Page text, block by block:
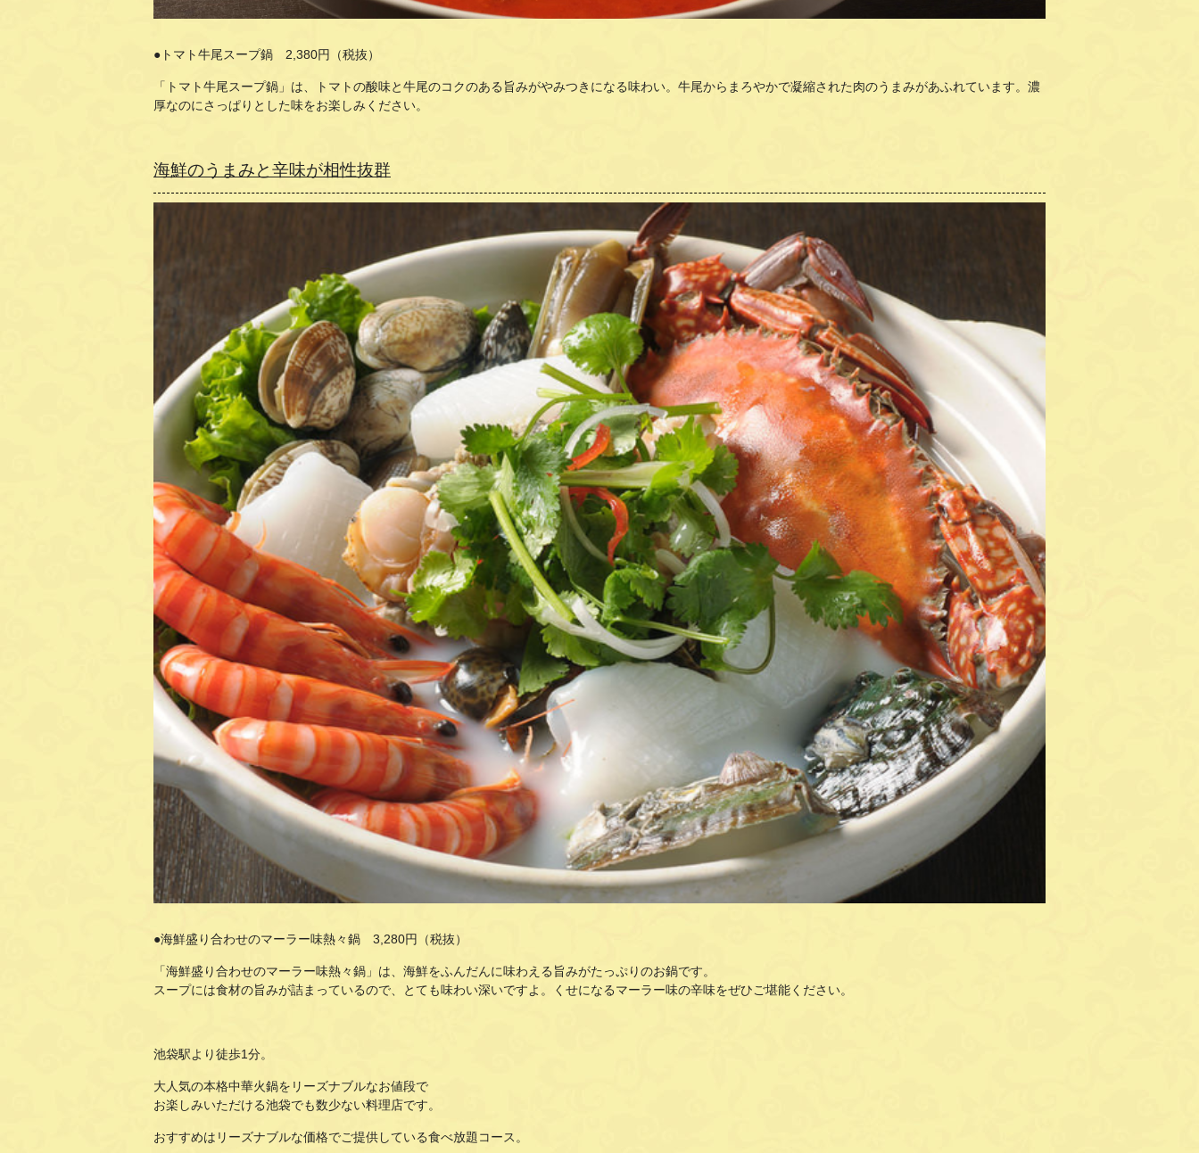
●トマト牛尾スープ鍋 2,380円（税抜）
「トマト牛尾スープ鍋」は、トマトの酸味と牛尾のコクのある旨みがやみつきになる味わい。牛尾からまろやかで凝縮された肉のうまみがあふれています。濃
厚なのにさっぱりとした味をお楽しみください。
海鮮のうまみと辛味が相性抜群
●海鮮盛り合わせのマーラー味熱々鍋 3,280円（税抜）
「海鮮盛り合わせのマーラー味熱々鍋」は、海鮮をふんだんに味わえる旨みがたっぷりのお鍋です。
スープには食材の旨みが詰まっているので、とても味わい深いですよ。くせになるマーラー味の辛味をぜひご堪能ください。
池袋駅より徒歩1分。
大人気の本格中華火鍋をリーズナブルなお値段で
お楽しみいただける池袋でも数少ない料理店です。
おすすめはリーズナブルな価格でご提供している食べ放題コース。